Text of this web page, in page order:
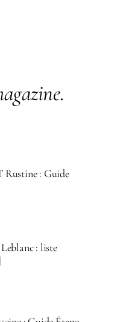
.
Rustine : Guide
: liste